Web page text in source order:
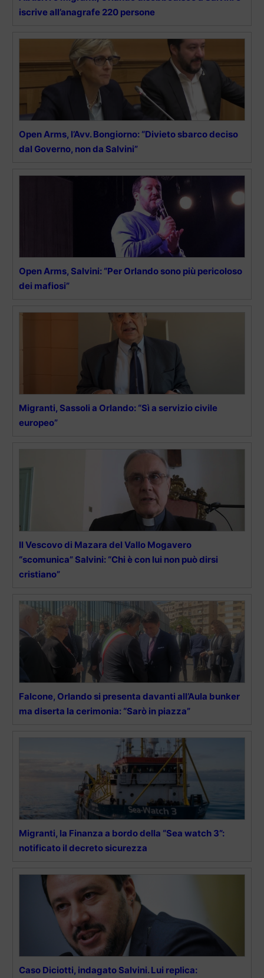
iscrive all’anagrafe 220 persone
Open Arms, l’Avv. Bongiorno: “Divieto sbarco deciso
dal Governo, non da Salvini”
Open Arms, Salvini: “Per Orlando sono più pericoloso
dei mafiosi”
Migranti, Sassoli a Orlando: “Sì a servizio civile
europeo”
Il Vescovo di Mazara del Vallo Mogavero
“scomunica” Salvini: “Chi è con lui non può dirsi
cristiano”
Falcone, Orlando si presenta davanti all’Aula bunker
ma diserta la cerimonia: “Sarò in piazza”
Migranti, la Finanza a bordo della “Sea watch 3”:
notificato il decreto sicurezza
Caso Diciotti, indagato Salvini. Lui replica: